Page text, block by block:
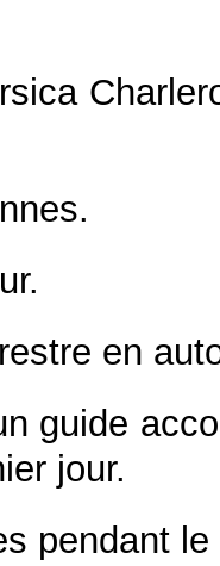
en
guide
jour.
pendant